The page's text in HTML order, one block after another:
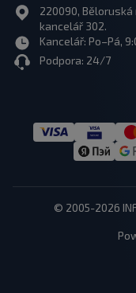
220090,
kancelář 302.
Kancelář: Po–Pá,
Podpora: 24/7
© 2005-2026